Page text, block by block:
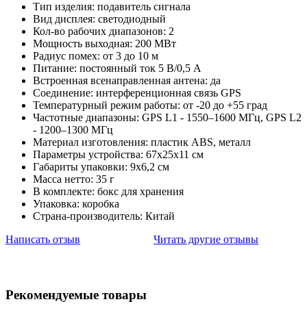
Тип изделия: подавитель сигнала
Вид дисплея: светодиодный
Кол-во рабочих диапазонов: 2
Мощность выходная: 200 МВт
Радиус помех: от 3 до 10 м
Питание: постоянный ток 5 В/0,5 А
Встроенная всенаправленная антена: да
Соединение: интерференционная связь GPS
Температурный режим работы: от -20 до +55 град
Частотные диапазоны: GPS L1 - 1550–1600 МГц, GPS L2
- 1200–1300 МГц
Материал изготовления: пластик ABS, металл
Параметры устройства: 67х25х11 см
Габариты упаковки: 9х6,2 см
Масса нетто: 35 г
В комплекте: бокс для хранения
Упаковка: коробка
Страна-производитель: Китай
Написать отзыв
Читать другие отзывы
Рекомендуемые товары